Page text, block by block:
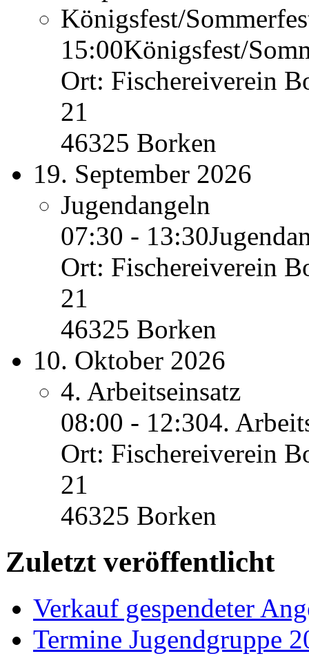
Königsfest/
15:00Königsfest/
Ort: Fischereiverein
21
46325 Borken
19. September 2026
Jugendangeln
07:30 - 13:30
Ort: Fischereiverein
21
46325 Borken
10. Oktober 2026
4. Arbeitseinsatz
08:00 - 12:304.
Ort: Fischereiverein
21
46325 Borken
Zuletzt veröffentlicht
Verkauf gespendeter
Termine Jugendgruppe